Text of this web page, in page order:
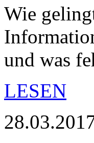
Wie
und was
LESEN